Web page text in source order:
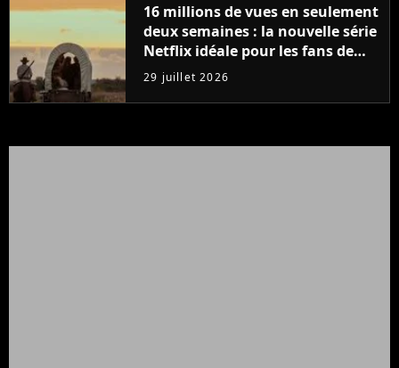
16 millions de vues en seulement
deux semaines : la nouvelle série
Netflix idéale pour les fans de
Yellowstone
29 juillet 2026